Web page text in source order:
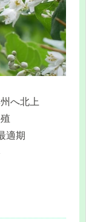
へ北上
適期